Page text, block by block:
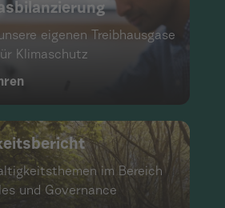
eigenen Treibhausgase
Klimaschutz
im Bereich
und Governance